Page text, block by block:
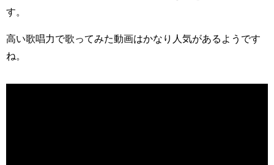
す。
高い歌唱力で歌ってみた動画はかなり人気があるようです
ね。